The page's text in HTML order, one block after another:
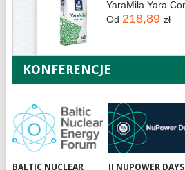
Od 218,89 zł
KONFERENCJE
BALTIC NUCLEAR II NUPOWER DAYS